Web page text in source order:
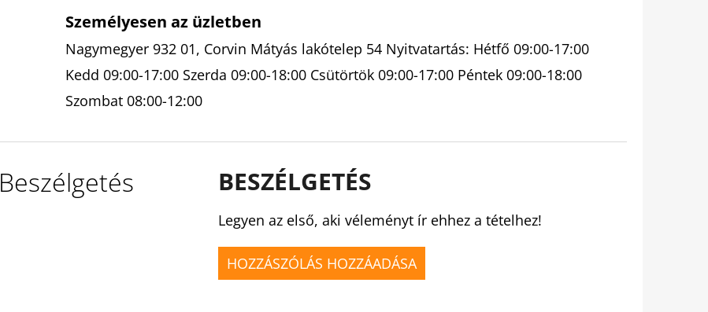
Személyesen az üzletben
Nagymegyer 932 01, Corvin Mátyás lakótelep 54 Nyitvatartás: Hétfő 09:00-17:00
Kedd 09:00-17:00 Szerda 09:00-18:00 Csütörtök 09:00-17:00 Péntek 09:00-18:00
Szombat 08:00-12:00
Beszélgetés BESZÉLGETÉS
Legyen az első, aki véleményt ír ehhez a tételhez!
HOZZÁSZÓLÁS HOZZÁADÁSA